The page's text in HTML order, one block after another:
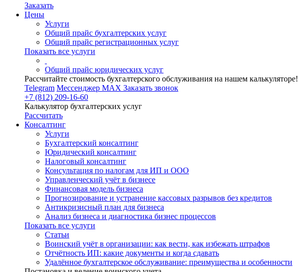
Заказать
Цены
Услуги
Общий прайс бухгалтерских услуг
Общий прайс регистрационных услуг
Показать все услуги
Общий прайс юридических услуг
Рассчитайте стоимость бухгалтерского обслуживания на нашем калькуляторе!
Telegram Мессенджер MAX Заказать звонок
+7 (812) 209-16-60
Калькулятор бухгалтерских услуг
Рассчитать
Консалтинг
Услуги
Бухгалтерский консалтинг
Юридический консалтинг
Налоговый консалтинг
Консультация по налогам для ИП и ООО
Управленческий учёт в бизнесе
Финансовая модель бизнеса
Прогнозирование и устранение кассовых разрывов без кредитов
Антикризисный план для бизнеса
Анализ бизнеса и диагностика бизнес процессов
Показать все услуги
Статьи
Воинский учёт в организации: как вести, как избежать штрафов
Отчётность ИП: какие документы и когда сдавать
Удалённое бухгалтерское обслуживание: преимущества и особенности